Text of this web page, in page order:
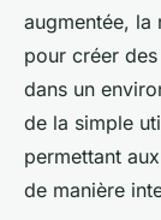
augmentée, la
pour créer
dans un
de la simple
permettant
de manière